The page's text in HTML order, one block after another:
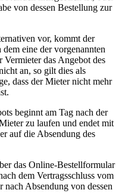
von dessen Bestellung zur
vor, kommt der
eine der vorgenannten
das Angebot des
an, so gilt dies als
dass der Mieter nicht mehr
beginnt am Tag nach der
zu laufen und endet mit
auf die Absendung des
das Online-Bestellformular
dem Vertragsschluss vom
nach Absendung von dessen